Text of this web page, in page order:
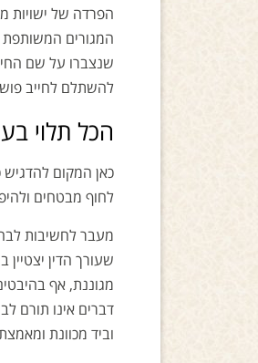
הפרדה של ישויות
המגורים המשותפת
שנצברו על שם
להשתלם לחייב פושט
הכל תלוי
כאן המקום להדגיש
לחוף מבטחים
מעבר לחשיבות
שעורך הדין
מגוננת, אף
דברים אינו תורם
וביד מכוונת